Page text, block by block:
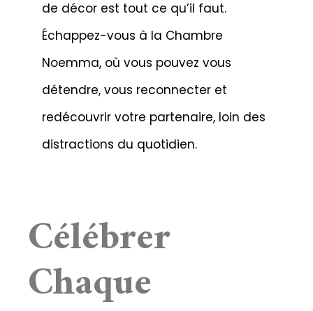
de décor est tout ce qu’il faut.
Échappez-vous à la Chambre
Noemma, où vous pouvez vous
détendre, vous reconnecter et
redécouvrir votre partenaire, loin des
distractions du quotidien.
Célébrer
Chaque